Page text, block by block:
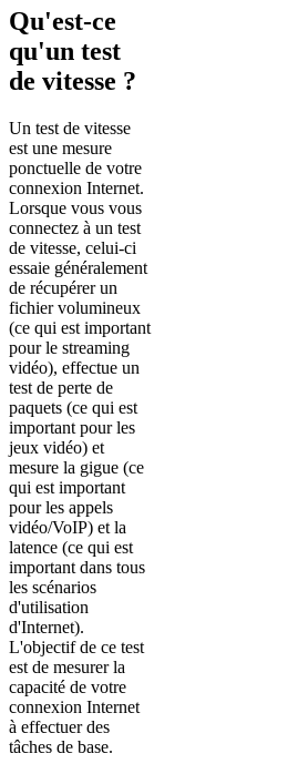
Qu'est-ce
qu'un test
de vitesse ?
Un test de vitesse
est une mesure
ponctuelle de votre
connexion Internet.
Lorsque vous vous
connectez à un test
de vitesse, celui-ci
essaie généralement
de récupérer un
fichier volumineux
(ce qui est important
pour le streaming
vidéo), effectue un
test de perte de
paquets (ce qui est
important pour les
jeux vidéo) et
mesure la gigue (ce
qui est important
pour les appels
vidéo/VoIP) et la
latence (ce qui est
important dans tous
les scénarios
d'utilisation
d'Internet).
L'objectif de ce test
est de mesurer la
capacité de votre
connexion Internet
à effectuer des
tâches de base.